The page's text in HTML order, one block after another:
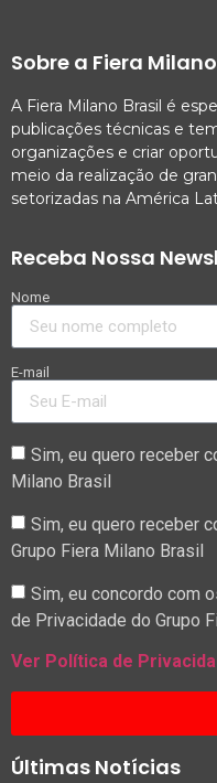
Sobre a Fiera
A Fiera Milano Brasil é
publicações técnicas e
organizações e criar
meio da realização de
setorizadas na América
Receba Nossa
Nome
E-mail
Sim, eu quero receber
Milano Brasil
Sim, eu quero receber
Grupo Fiera Milano Brasil
Sim, eu concordo com
de Privacidade do Grupo
Ver Política de
Últimas Notícias